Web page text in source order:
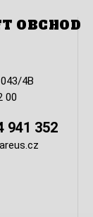
OBCHOD
4B
00
941 352